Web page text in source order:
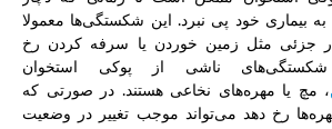
بیماری خود پی نبرد. این شکستگی‌ها معمولا
جزئی مثل زمین خوردن یا سرفه کردن رخ
شکستگی‌های ناشی از پوکی استخوان
، مچ یا مهره‌های نخاعی هستند. در صورتی که
رخ دهد می‌تواند موجب تغییر در وضعیت